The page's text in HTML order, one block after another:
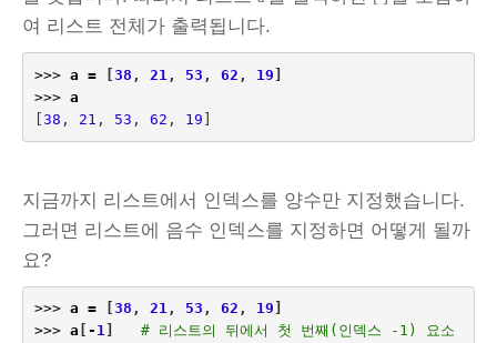
여 리스트 전체가 출력됩니다.
>>> a = 38 , 21 , 53 , 62 , 19
>>> a
38 , 21 , 53 , 62 , 19
지금까지 리스트에서 인덱스를 양수만 지정했습니다.
그러면 리스트에 음수 인덱스를 지정하면 어떻게 될까
요?
>>> a = 38 , 21, 53 , 62 , 19
>>> a - 1]
# 리스트의 뒤에서 첫 번째(인덱스 -1) 요소